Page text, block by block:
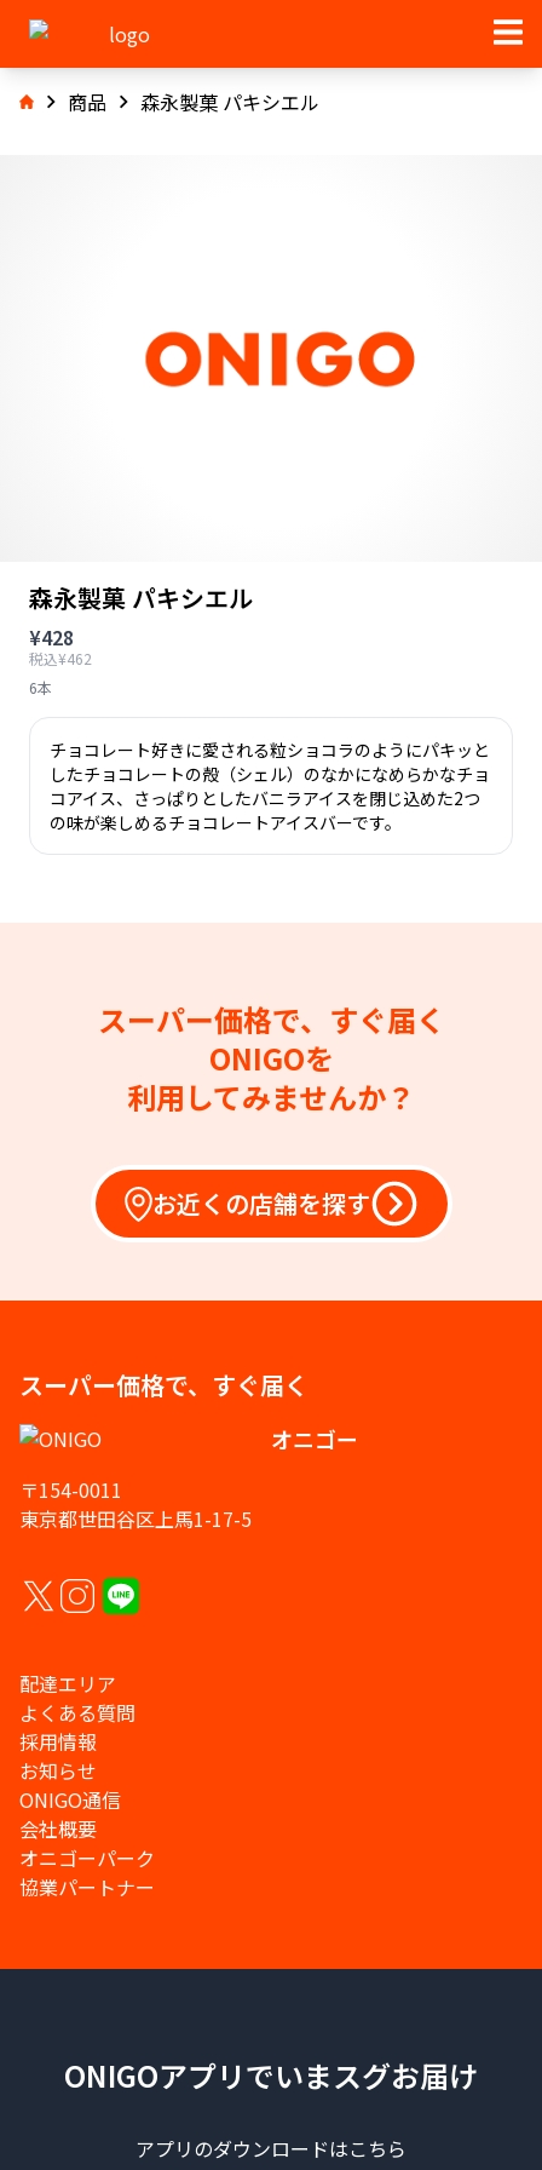
商品 森永製菓 パキシエル
森永製菓 パキシエル
¥428
税込¥462
6本
チョコレート好きに愛される粒ショコラのようにパキッと
したチョコレートの殻（シェル）のなかになめらかなチョ
コアイス、さっぱりとしたバニラアイスを閉じ込めた2つ
の味が楽しめるチョコレートアイスバーです。
スーパー価格で、すぐ届く
ONIGOを
利用してみませんか？
お近くの店舗を探す
スーパー価格で、すぐ届く
オニゴー
〒154-0011
東京都世田谷区上馬1-17-5
配達エリア
よくある質問
採用情報
お知らせ
ONIGO通信
会社概要
オニゴーパーク
協業パートナー
ONIGOアプリでいまスグお届け
アプリのダウンロードはこちら